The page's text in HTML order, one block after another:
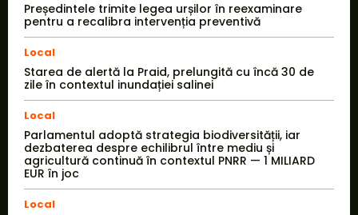
Președintele trimite legea urșilor în reexaminare
pentru a recalibra intervenția preventivă
Local
Starea de alertă la Praid, prelungită cu încă 30 de
zile în contextul inundației salinei
Local
Parlamentul adoptă strategia biodiversității, iar
dezbaterea despre echilibrul între mediu și
agricultură continuă în contextul PNRR — 1 MILIARD
EUR în joc
Local